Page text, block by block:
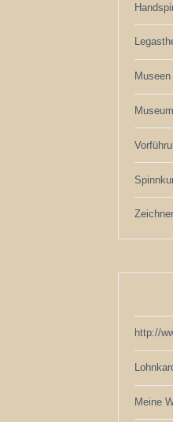
http://
Meine